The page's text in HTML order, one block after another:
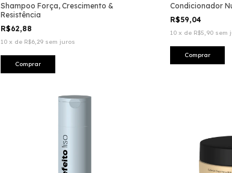
Shampoo Força, Crescimento &
Resistência
R$62,88
10 x de R$6,29 sem juros
Condicionador
R$59,04
10 x de R$5,90 sem